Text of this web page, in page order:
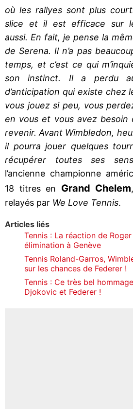
où les rallyes sont plus
slice et il est efficace sur le
aussi. En fait, je pense la
de Serena. Il n’a pas
temps, et c’est ce qui
son instinct. Il a perdu
d’anticipation qui existe chez
vous jouez si peu, vous
en vous et vous avez besoin
revenir. Avant Wimbledon,
il pourra jouer quelques
récupérer toutes ses
l’ancienne championne
18 titres en Grand Chelem
relayés par We Love Tennis.
Articles liés
Tennis : La réaction de
élimination à Genève
Tennis Roland-Garros,
sur les chances de Federer !
Tennis : Ce très bel
Djokovic et Federer !